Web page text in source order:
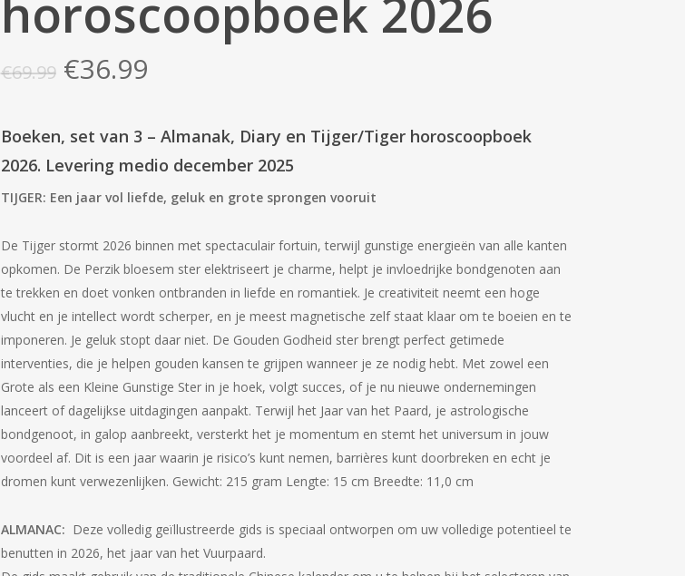
horoscoopboek 2026
€69.99 Oorspronkelijke
was:
€69.99.
€36.99Huidige
is:
€36.99.
Boeken, set van 3 – Almanak, Diary en Tijger/Tiger horoscoopboek
2026. Levering medio december 2025
TIJGER: Een jaar vol liefde, geluk en grote sprongen vooruit
De Tijger stormt 2026 binnen met spectaculair fortuin, terwijl gunstige energieën van alle kanten
opkomen. De Perzik bloesem ster elektriseert je charme, helpt je invloedrijke bondgenoten aan
te trekken en doet vonken ontbranden in liefde en romantiek. Je creativiteit neemt een hoge
vlucht en je intellect wordt scherper, en je meest magnetische zelf staat klaar om te boeien en te
imponeren. Je geluk stopt daar niet. De Gouden Godheid ster brengt perfect getimede
interventies, die je helpen gouden kansen te grijpen wanneer je ze nodig hebt. Met zowel een
Grote als een Kleine Gunstige Ster in je hoek, volgt succes, of je nu nieuwe ondernemingen
lanceert of dagelijkse uitdagingen aanpakt. Terwijl het Jaar van het Paard, je astrologische
bondgenoot, in galop aanbreekt, versterkt het je momentum en stemt het universum in jouw
voordeel af. Dit is een jaar waarin je risico’s kunt nemen, barrières kunt doorbreken en echt je
dromen kunt verwezenlijken. Gewicht: 215 gram Lengte: 15 cm Breedte: 11,0 cm
ALMANAC: Deze volledig geïllustreerde gids is speciaal ontworpen om uw volledige potentieel te
benutten in 2026, het jaar van het Vuurpaard.